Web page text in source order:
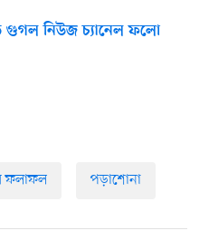
গুগল নিউজ চ্যানেল ফলো
ফলাফল পড়াশোনা